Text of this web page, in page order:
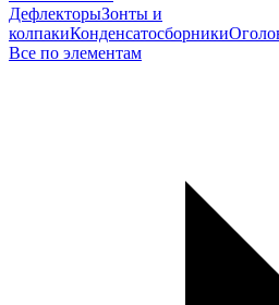
ДефлекторыЗонты и
колпакиКонденсатосборники
Все по элементам